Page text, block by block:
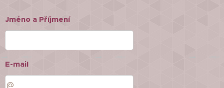
Jméno a Příjmení
E-mail